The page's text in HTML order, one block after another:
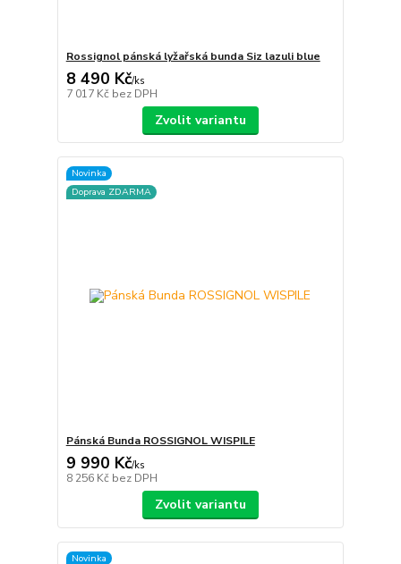
Rossignol pánská lyžařská bunda Siz lazuli blue
8 490 Kč/ks
7 017 Kč bez DPH
Zvolit variantu
Novinka
Doprava ZDARMA
Pánská Bunda ROSSIGNOL WISPILE
9 990 Kč/ks
8 256 Kč bez DPH
Zvolit variantu
Novinka